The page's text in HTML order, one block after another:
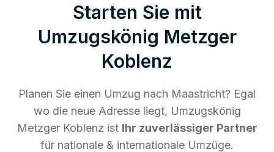
Starten Sie mit
Umzugskönig Metzger
Koblenz
Planen Sie einen Umzug nach Maastricht? Egal
wo die neue Adresse liegt, Umzugskönig
Metzger Koblenz ist Ihr zuverlässiger Partner
für nationale & internationale Umzüge.